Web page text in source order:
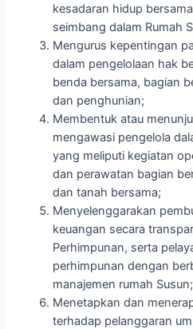
kesadaran hidup
seimbang dalam Rumah
Mengurus kepentingan
dalam pengelolaan hak
benda bersama, bagian
dan penghunian;
Membentuk atau
mengawasi pengelola
yang meliputi kegiatan
dan perawatan bagian
dan tanah bersama;
Menyelenggarakan
keuangan secara
Perhimpunan, serta
perhimpunan dengan
manajemen rumah Susun;
Menetapkan dan
terhadap pelanggaran